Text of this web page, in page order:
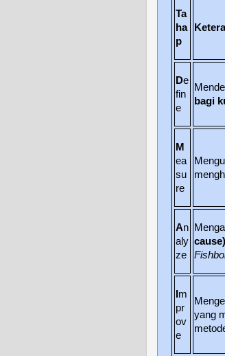
Ta
ha
p
De
fin
e
bagi
M
ea
su
re
An
aly
ze
cause)
m
pr
ov
e
yang